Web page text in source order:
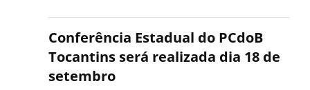
Conferência Estadual do PCdoB
Tocantins será realizada dia 18 de
setembro